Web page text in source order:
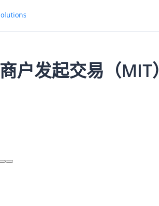
商户发起交易（MIT）